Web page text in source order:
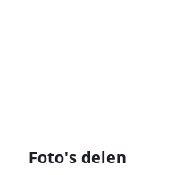
Foto's delen